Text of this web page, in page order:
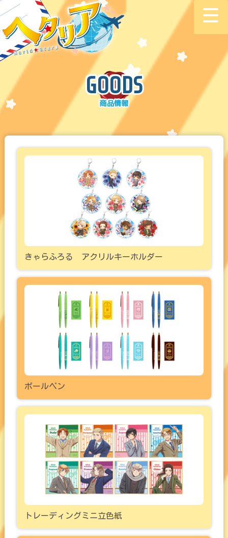
GOODS
きゃらふろる アクリルキーホルダー
ボールペン
トレーディングミニ立色紙